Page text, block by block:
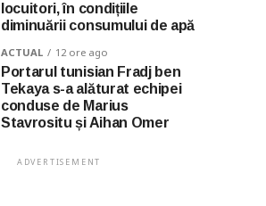
locuitori, în condițiile
diminuării consumului de apă
ACTUAL 12 ore ago
Portarul tunisian Fradj ben
Tekaya s-a alăturat echipei
conduse de Marius
Stavrositu și Aihan Omer
ADVERTISEMENT